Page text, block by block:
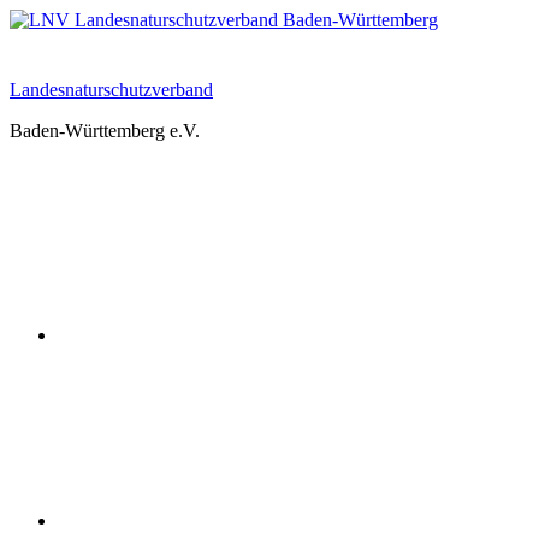
Zum
Landesnaturschutzverband
Baden-Württemberg e.V.